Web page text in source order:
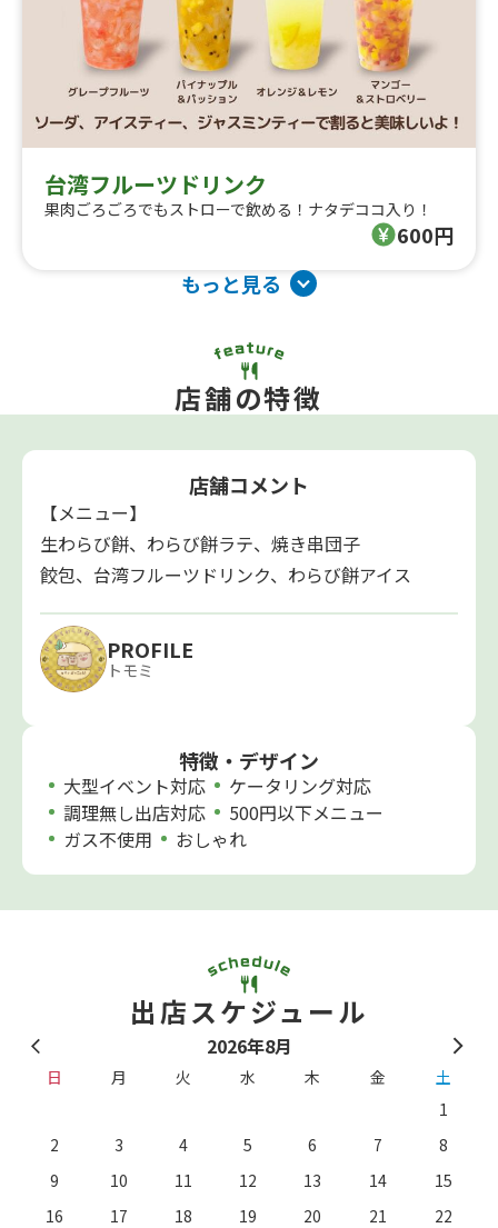
台湾フルーツドリンク
果肉ごろごろでもストローで飲める！ナタデココ入り！
600円
もっと見る
店舗の特徴
店舗コメント
【メニュー】
生わらび餅、わらび餅ラテ、焼き串団子
餃包、台湾フルーツドリンク、わらび餅アイス
PROFILE
トモミ
特徴・デザイン
大型イベント対応
ケータリング対応
調理無し出店対応
500円以下メニュー
ガス不使用
おしゃれ
出店スケジュール
2026年8月
日 月 火 水 木 金
土
1
2
3 4 5 6 7
8
9
10 11 12 13 14
15
16
17 18 19 20 21
22